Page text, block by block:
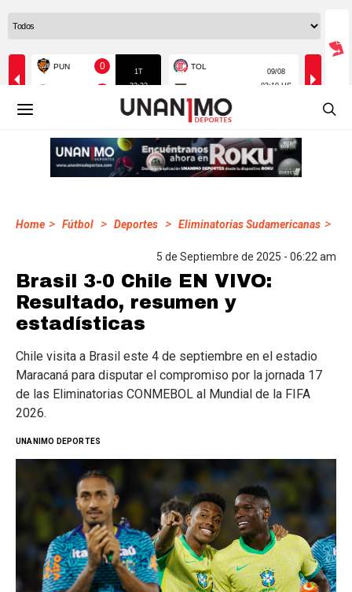
Home > Fútbol > Deportes > Eliminatorias Sudamericanas >
5 de Septiembre de 2025 - 06:22 am
Brasil 3-0 Chile EN VIVO:
Resultado, resumen y
estadísticas
Chile visita a Brasil este 4 de septiembre en el estadio
Maracaná para disputar el compromiso por la jornada 17
de las Eliminatorias CONMEBOL al Mundial de la FIFA
2026.
UNANIMO DEPORTES